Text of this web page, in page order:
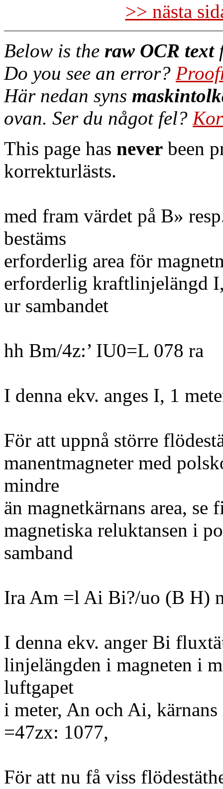
>> nästa
Below is the raw OCR text
Do you see an error?
Här nedan syns
ovan. Ser du något fel?
This page has never been
korrekturlästs.
med fram värdet på B»
bestäms
erforderlig area för
erforderlig kraftlinjelängd
ur sambandet
hh Bm/4z:’ IU0=L 078 ra
I denna ekv. anges I, 1
För att uppnå större
manentmagneter med
mindre
än magnetkärnans area,
magnetiska reluktansen i
samband
Ira Am =l Ai Bi?/uo (B H)
I denna ekv. anger Bi
linjelängden i magneten i
luftgapet
i meter, An och Ai,
=47zx: 1077,
För att nu få viss